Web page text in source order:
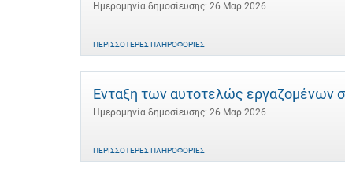
Ημερομηνία δημοσίευσης: 26 Μαρ 2026
ΠΕΡΙΣΣΌΤΕΡΕΣ ΠΛΗΡΟΦΟΡΊΕΣ
Ένταξη των αυτοτελώς εργαζομένων
Ημερομηνία δημοσίευσης: 26 Μαρ 2026
ΠΕΡΙΣΣΌΤΕΡΕΣ ΠΛΗΡΟΦΟΡΊΕΣ